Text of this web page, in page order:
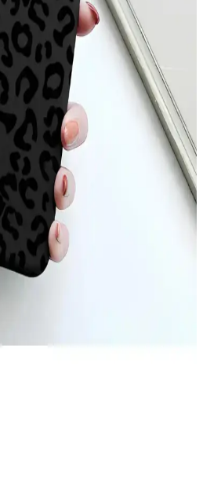
silikon malzeme ile Xiaomi Mi 11
kılıf, çeşitli renk seçenekleriyle
için şık ve dayanıklı TPU
çeken Case 4U Omega Kapak,
üretilmiş olup, telefonunuzu estetik ve
seviyede korur.
Yüzeyindeki Çizgilerin
oluşan ince çizgiler, kılıf baskısı,
nedeniyle ortaya çıkabilir.
çizgilerin önlenmesinde önemlidir.
ve Özellikleri:
estetik ve koruma özellikleriyle öne
şık tasarım ve dayanıklılık